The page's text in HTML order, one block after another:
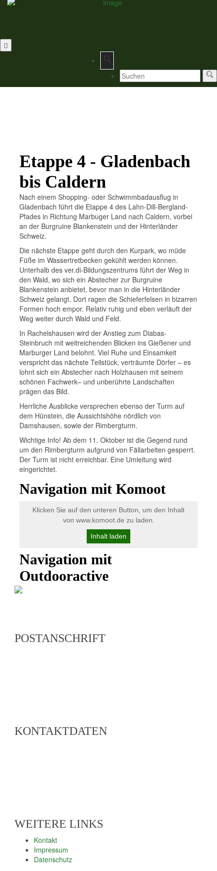
Etappe 4 - Gladenbach
bis Caldern
Nach einem Shopping- oder Schwimmbadausflug in
Gladenbach führt die Etappe 4 des Lahn-Dill-Bergland-
Pfades in Richtung Marbuger Land nach Caldern, vorbei
an der Burgruine Blankenstein und der Hinterländer
Schweiz.
Die nächste Etappe geht durch den Kurpark, wo müde
Füße im Wassertretbecken gekühlt werden können.
Unterhalb des ver.di-Bildungszentrums führt der Weg in
den Wald, wo sich ein Abstecher zur Burgruine
Blankenstein anbietet, bevor man in die Hinterländer
Schweiz gelangt. Dort ragen die Schieferfelsen in bizarren
Formen hoch empor. Relativ ruhig und eben verläuft der
Weg weiter durch Wald und Feld.
In Rachelshausen wird der Anstieg zum Diabas-
Steinbruch mit weitreichenden Blicken ins Gießener und
Marburger Land belohnt. Viel Ruhe und Einsamkeit
verspricht das nächste Teilstück, verträumte Dörfer – es
lohnt sich ein Abstecher nach Holzhausen mit seinem
schönen Fachwerk– und unberührte Landschaften
prägen das Bild.
Herrliche Ausblicke versprechen ebenso der Turm auf
dem Hünstein, die Aussichtshöhe nördlich von
Damshausen, sowie der Rimbergturm.
Wichtige Info! Ab dem 11. Oktober ist die Gegend rund
um den Rimbergturm aufgrund von Fällarbeiten gesperrt.
Der Turm ist nicht erreichbar. Eine Umleitung wird
eingerichtet.
Navigation mit Komoot
Klicken Sie auf den unteren Button, um den Inhalt
von www.komoot.de zu laden.
Inhalt laden
Navigation mit
Outdooractive
POSTANSCHRIFT
KONTAKTDATEN
WEITERE LINKS
Kontakt
Impressum
Datenschutz